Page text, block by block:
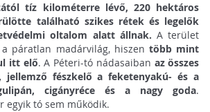
tíz kilométerre lévő, 220 hektáros
található szikes rétek és legelők
oltalom alatt állnak. A terület
a páratlan madárvilág, hiszentöbb mint
itt elő. A Péteri-tó nádasaiban az összes
jellemző fészkelő a feketenyakú- és a
cigányréce és a nagy goda.
egyik tó sem működik.